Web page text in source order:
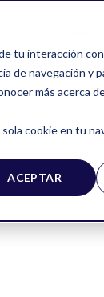
tu interacción
de navegación y
más acerca
cookie en tu
ACEPTAR